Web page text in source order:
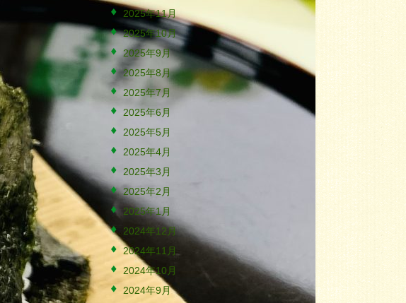
2025年11月
2025年10月
2025年9月
2025年8月
2025年7月
2025年6月
2025年5月
2025年4月
2025年3月
2025年2月
2025年1月
2024年12月
2024年11月
2024年10月
2024年9月